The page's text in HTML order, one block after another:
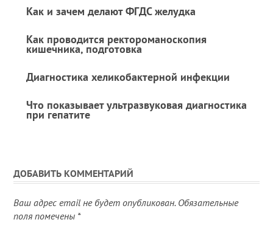
Как и зачем делают ФГДС желудка
Как проводится ректороманоскопия
кишечника, подготовка
Диагностика хеликобактерной инфекции
Что показывает ультразвуковая диагностика
при гепатите
ДОБАВИТЬ КОММЕНТАРИЙ
Ваш адрес email не будет опубликован.Обязательные
поля помечены *